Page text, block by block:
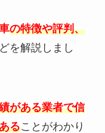
の特徴や評判、
を解説しまし
がある業者で信
ることがわかり